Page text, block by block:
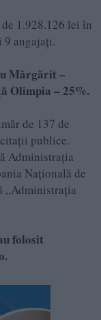
1.928.126 lei în
9 angajați.
Mărgărit –
Olimpia – 25%.
de 137 de
publice.
Administrația
Națională de
„Administrația
folosit